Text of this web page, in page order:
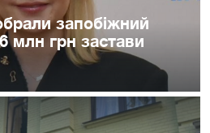
запобіжний
млн грн застави